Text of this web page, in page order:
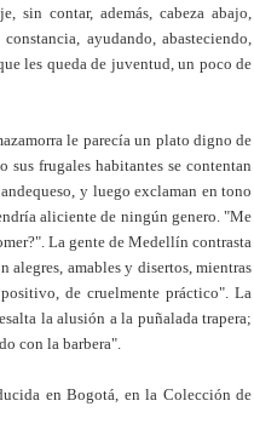
sin contar, además, cabeza abajo,
ayudando, abasteciendo,
les queda de juventud, un poco de
le parecía un plato digno de
frugales habitantes se contentan
y luego exclaman en tono
aliciente de ningún genero. "Me
La gente de Medellín contrasta
amables y disertos, mientras
de cruelmente práctico". La
la alusión a la puñalada trapera;
con la barbera".
en Bogotá, en la Colección de